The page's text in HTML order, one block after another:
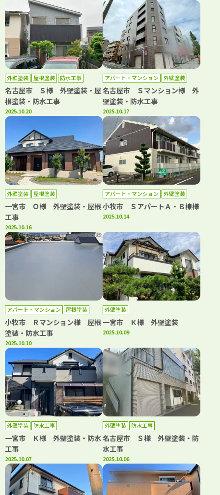
外壁塗装 屋根塗装 防水工事
名古屋市 Ｓ様 外壁塗装・屋
根塗装・防水工事
2025.10.20
アパート・マンション
外壁塗装
防水工事
名古屋市 Ｓマンション様 外
壁塗装・防水工事
2025.10.17
外壁塗装 屋根塗装
一宮市 Ｏ様 外壁塗装・屋根
工事
2025.10.16
アパート・マンション
外壁塗装
屋根塗装
小牧市 ＳアパートＡ・Ｂ棟様
2025.10.14
アパート・マンション
屋根塗装
防水工事
小牧市 Ｒマンション様 屋根
塗装・防水工事
2025.10.10
外壁塗装
一宮市 Ｋ様 外壁塗装
2025.10.09
外壁塗装 防水工事
一宮市 Ｋ様 外壁塗装・防水
工事
2025.10.07
外壁塗装 防水工事
名古屋市 Ｓ様 外壁塗装・防
水工事
2025.10.06